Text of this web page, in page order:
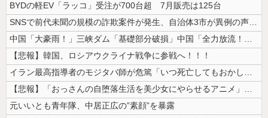
BYDの軽EV「ラッコ」受注が700台超 7月販売は125台
SNSで前代未聞の規模の詐欺案件が発生、自治体3市が異例の声明を発表し...
中国「大豪雨！」三峡ダム「基礎部分破損」中国「全力放流！」台風13号「...
【悲報】韓国、ロシアウクライナ戦争に参戦へ！！！
イラン最高指導者のモジタバ師が危篤「いつ死亡してもおかしくない」…イラ...
【悲報】「おっさんの自堕落生活を美少女にやらせるアニメ」、増えすぎてフ...
元いいとも青年隊、中居正広の”素顔”を暴露